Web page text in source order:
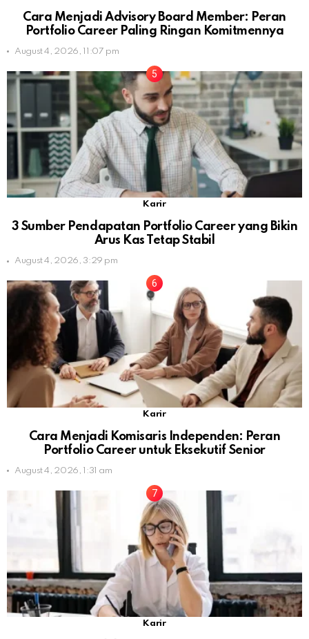
Cara Menjadi Advisory Board Member: Peran
Portfolio Career Paling Ringan Komitmennya
August 4, 2026, 11:07 pm
Karir
3 Sumber Pendapatan Portfolio Career yang Bikin
Arus Kas Tetap Stabil
August 4, 2026, 3:29 pm
Karir
Cara Menjadi Komisaris Independen: Peran
Portfolio Career untuk Eksekutif Senior
August 4, 2026, 1:31 am
Karir